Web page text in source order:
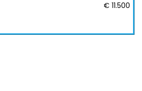
€ 11.500